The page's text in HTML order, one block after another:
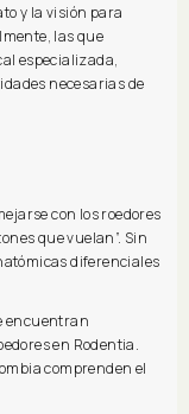
y la visión para
las que
especializada,
necesarias de
con los roedores
que vuelan”. Sin
diferenciales
encuentran
en Rodentia.
comprenden el